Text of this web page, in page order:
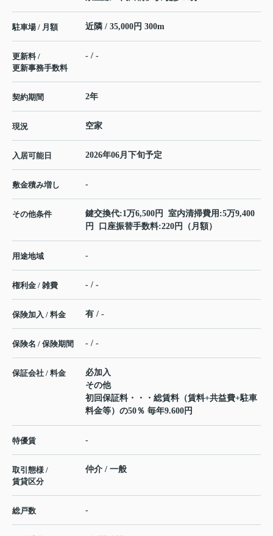
駐車場 / 月額 近隣 / 35,000円 300m
更新料 /
更新事務手数料
- / -
契約期間 2年
現況 空家
入居可能日 2026年06月下旬予定
敷金積み増し -
その他条件
鍵交換代:1万6,500円 室内清掃費用:5万9,400
円 口座振替手数料:220円（月額）
用途地域 -
権利金 / 雑費 - / -
保険加入 / 料金 有 / -
保険名 / 保険期間 - / -
保証会社 / 料金
必加入
その他
初回保証料・・・総賃料（賃料+共益費+駐車
料金等）の50％ 毎年9.600円
特優賃 -
取引態様 /
賃貸区分
仲介 / 一般
総戸数 -